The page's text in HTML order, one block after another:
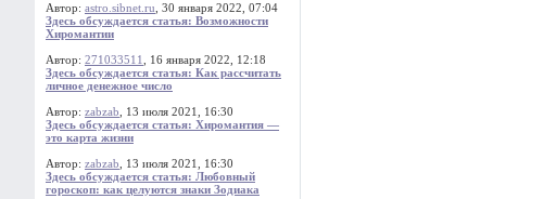
Автор: astro.sibnet.ru , 30 января 2022, 07:04
Здесь обсуждается статья: Возможности
Хиромантии
Автор: 271033511
, 16 января 2022, 12:18
Здесь обсуждается статья: Как рассчитать
личное денежное число
Автор: zabzab , 13 июля 2021, 16:30
Здесь обсуждается статья: Хиромантия —
это карта жизни
Автор: zabzab , 13 июля 2021, 16:30
Здесь обсуждается статья: Любовный
гороскоп: как целуются знаки Зодиака